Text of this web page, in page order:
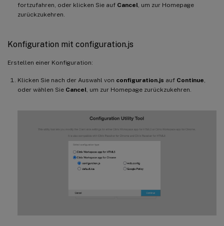
fortzufahren, oder klicken Sie auf Cancel, um zur Homepage
zurückzukehren.
Konfiguration mit configuration.js
Erstellen einer Konfiguration:
Klicken Sie nach der Auswahl von configuration.js auf Continue,
oder wählen Sie Cancel, um zur Homepage zurückzukehren.